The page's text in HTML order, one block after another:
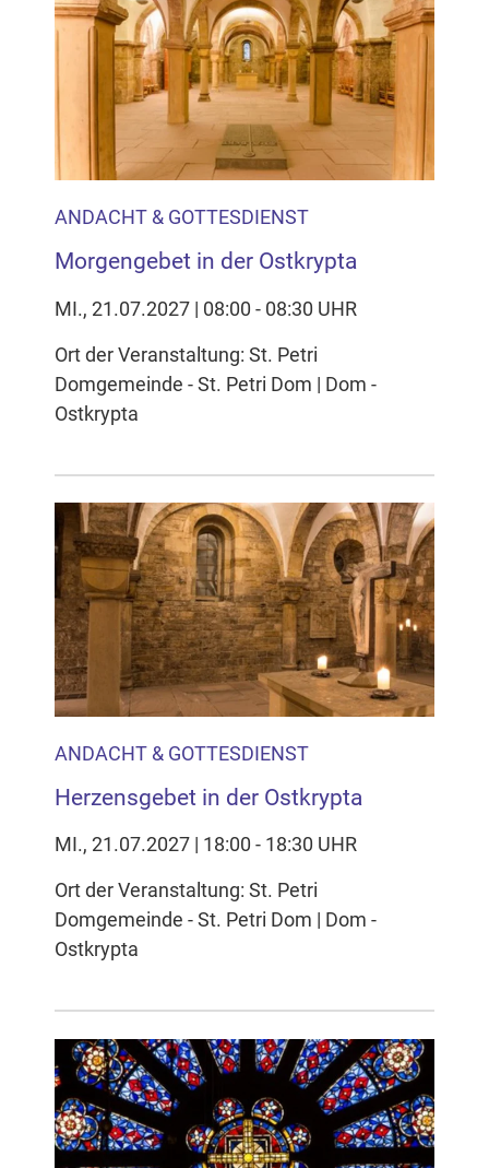
ANDACHT & GOTTESDIENST
Morgengebet in der Ostkrypta
MI., 21.07.2027 | 08:00 - 08:30 UHR
Ort der Veranstaltung: St. Petri
Domgemeinde - St. Petri Dom | Dom -
Ostkrypta
ANDACHT & GOTTESDIENST
Herzensgebet in der Ostkrypta
MI., 21.07.2027 | 18:00 - 18:30 UHR
Ort der Veranstaltung: St. Petri
Domgemeinde - St. Petri Dom | Dom -
Ostkrypta